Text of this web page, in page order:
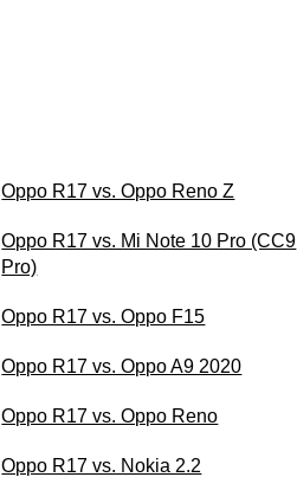
Oppo R17 vs. Oppo Reno Z
Oppo R17 vs. Mi Note 10 Pro (CC9
Pro)
Oppo R17 vs. Oppo F15
Oppo R17 vs. Oppo A9 2020
Oppo R17 vs. Oppo Reno
Oppo R17 vs. Nokia 2.2